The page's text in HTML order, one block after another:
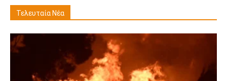
Τελευταία Νέα